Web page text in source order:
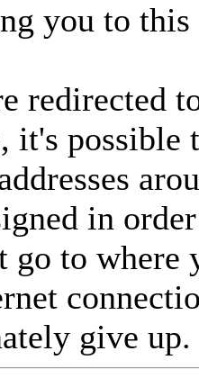
you to this
redirected
it's possible
in
go to where
give up.